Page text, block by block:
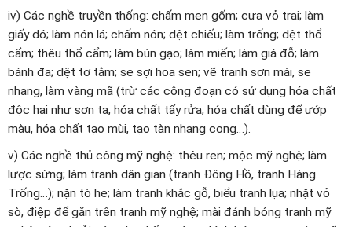
iv) Các nghề truyền thống: chấm men gốm; cưa vỏ trai; làm
giấy dó; làm nón lá; chấm nón; dệt chiếu; làm trống; dệt thổ
cẩm; thêu thổ cẩm; làm bún gạo; làm miến; làm giá đỗ; làm
bánh đa; dệt tơ tằm; se sợi hoa sen; vẽ tranh sơn mài, se
nhang, làm vàng mã (trừ các công đoạn có sử dụng hóa chất
độc hại như sơn ta, hóa chất tẩy rửa, hóa chất dùng để ướp
màu, hóa chất tạo mùi, tạo tàn nhang cong…).
v) Các nghề thủ công mỹ nghệ: thêu ren; mộc mỹ nghệ; làm
lược sừng; làm tranh dân gian (tranh Đông Hồ, tranh Hàng
Trống…); nặn tò he; làm tranh khắc gỗ, biểu tranh lụa; nhặt vỏ
sò, điệp để gắn trên tranh mỹ nghệ; mài đánh bóng tranh mỹ